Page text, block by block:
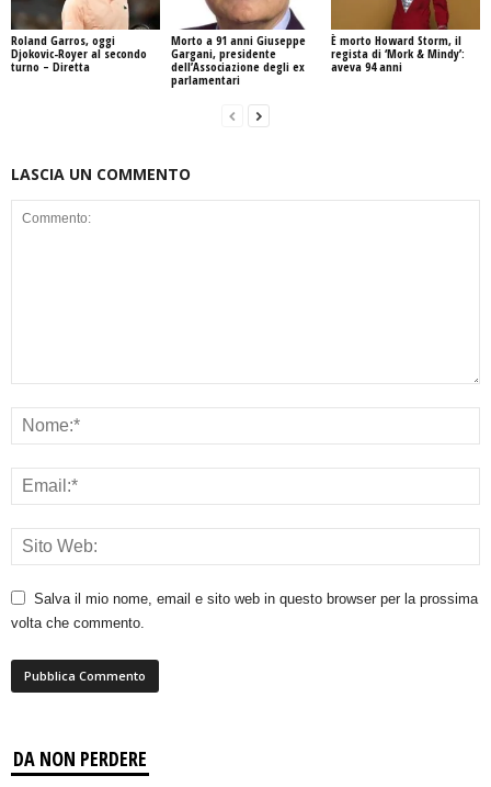
Roland Garros, oggi
Djokovic-Royer al secondo
turno – Diretta
Morto a 91 anni Giuseppe
Gargani, presidente
dell’Associazione degli ex
parlamentari
È morto Howard Storm, il
regista di ‘Mork & Mindy’:
aveva 94 anni
LASCIA UN COMMENTO
Salva il mio nome, email e sito web in questo browser per la prossima
volta che commento.
DA NON PERDERE